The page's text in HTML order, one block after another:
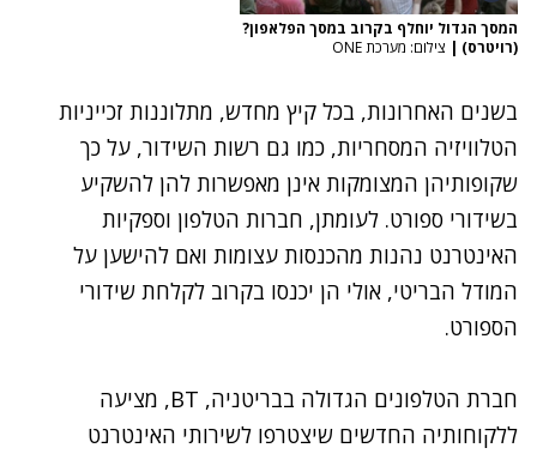
המסך הגדול יוחלף בקרוב במסך הפלאפון?
(רויטרס) | צילום: מערכת ONE
בשנים האחרונות, בכל קיץ מחדש, מתלוננות זכייניות
הטלוויזיה המסחריות, כמו גם רשות השידור, על כך
שקופותיהן המצומקות אינן מאפשרות להן להשקיע
בשידורי ספורט. לעומתן, חברות הטלפון וספקיות
האינטרנט נהנות מהכנסות עצומות ואם להישען על
המודל הבריטי, אולי הן יכנסו בקרוב לקלחת שידורי
הספורט.
חברת הטלפונים הגדולה בבריטניה, BT, מציעה
ללקוחותיה החדשים שיצטרפו לשירותי האינטרנט